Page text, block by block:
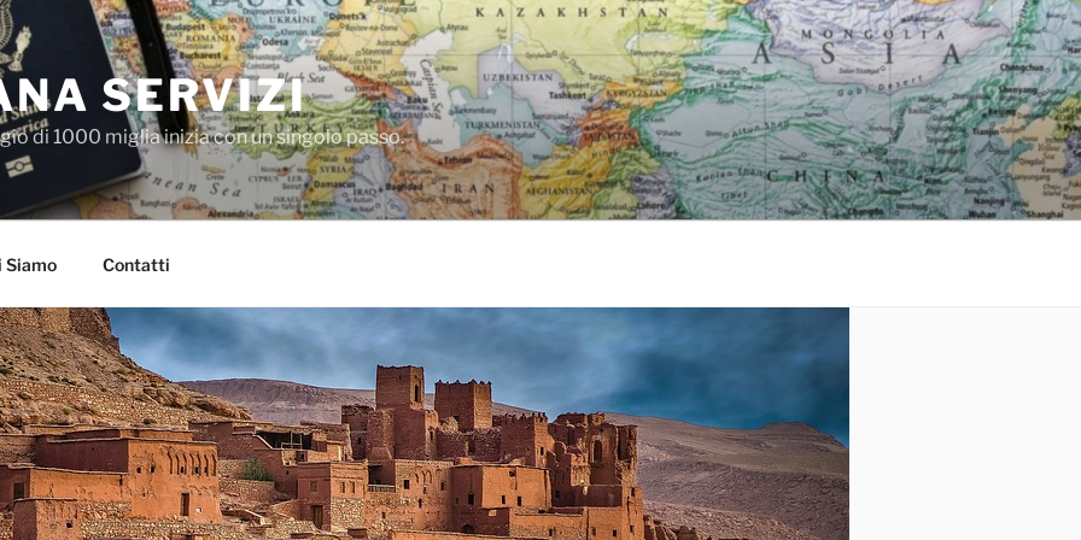
SERVIZI
di 1000 miglia inizia con un singolo passo.
Siamo Contatti